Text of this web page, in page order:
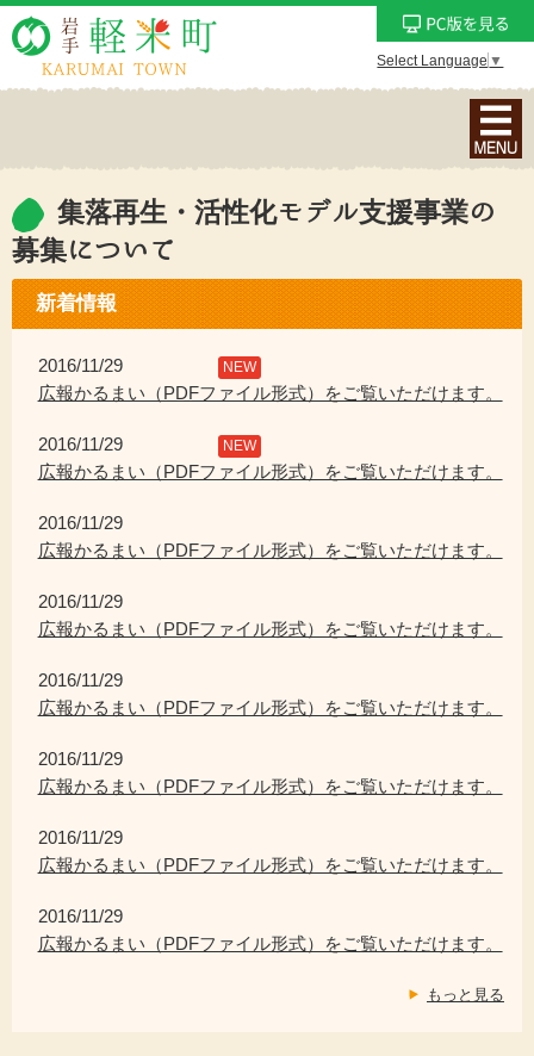
Select Language ▼
ナ
ビ
ー
ン
メ
表
集落再生・活性化モデル支援事業の
募集について
新着情報
2016/11/29 NEW
広報かるまい（PDFファイル形式）をご覧いただけます。
2016/11/29 NEW
広報かるまい（PDFファイル形式）をご覧いただけます。
2016/11/29
広報かるまい（PDFファイル形式）をご覧いただけます。
2016/11/29
広報かるまい（PDFファイル形式）をご覧いただけます。
2016/11/29
広報かるまい（PDFファイル形式）をご覧いただけます。
2016/11/29
広報かるまい（PDFファイル形式）をご覧いただけます。
2016/11/29
広報かるまい（PDFファイル形式）をご覧いただけます。
2016/11/29
広報かるまい（PDFファイル形式）をご覧いただけます。
もっと見る